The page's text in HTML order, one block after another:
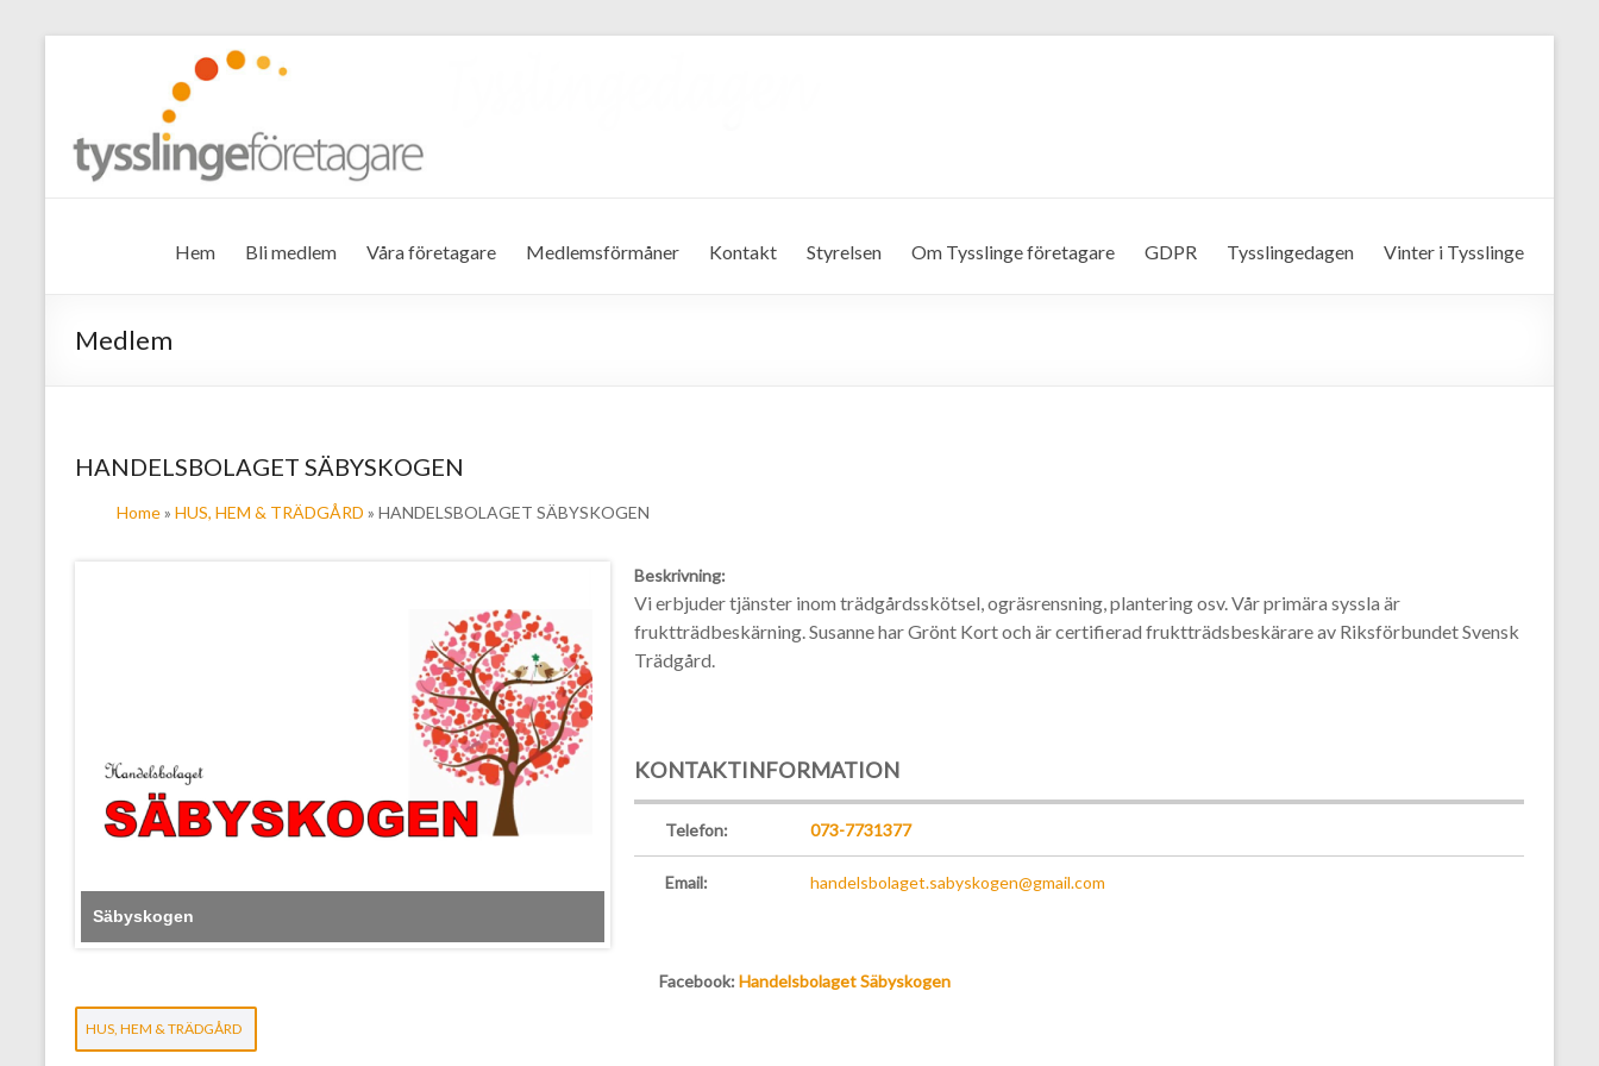
Tysslinge företagare
Hem Bli medlem Våra företagare Medlemsförmåner Kontakt Styrelsen Om Tysslinge företagare GDPR Tysslingedagen Vinter i Tysslinge
Medlem
HANDELSBOLAGET SÄBYSKOGEN
Home» HUS, HEM & TRÄDGÅRD » HANDELSBOLAGET SÄBYSKOGEN
Säbyskogen
Beskrivning:
Vi erbjuder tjänster inom trädgårdsskötsel, ogräsrensning, plantering osv. Vår primära syssla är
fruktträdbeskärning. Susanne har Grönt Kort och är certifierad fruktträdsbeskärare av Riksförbundet Svensk
Trädgård.
KONTAKTINFORMATION
Telefon: 073-7731377
Email: handelsbolaget.sabyskogen@gmail.com
Facebook: Handelsbolaget Säbyskogen
HUS, HEM & TRÄDGÅRD